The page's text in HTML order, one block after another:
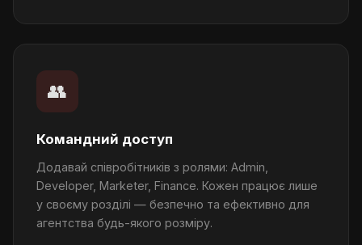
👥
Командний доступ
Додавай співробітників з ролями: Admin,
Developer, Marketer, Finance. Кожен працює лише
у своєму розділі — безпечно та ефективно для
агентства будь-якого розміру.